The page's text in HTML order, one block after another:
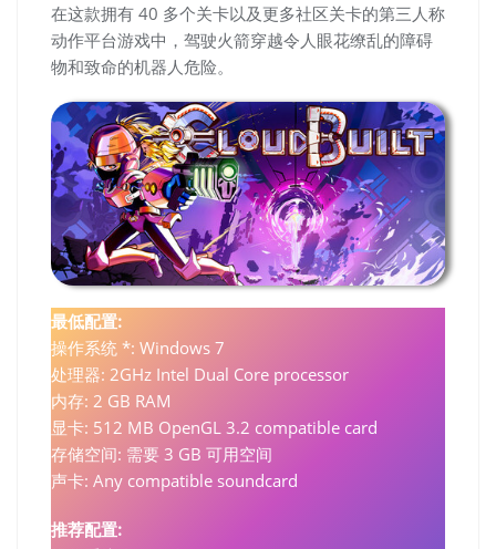
在这款拥有 40 多个关卡以及更多社区关卡的第三人称
动作平台游戏中，驾驶火箭穿越令人眼花缭乱的障碍
物和致命的机器人危险。
最低配置:
操作系统 *: Windows 7
处理器: 2GHz Intel Dual Core processor
内存: 2 GB RAM
显卡: 512 MB OpenGL 3.2 compatible card
存储空间: 需要 3 GB 可用空间
声卡: Any compatible soundcard
推荐配置: